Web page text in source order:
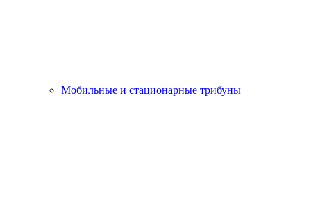
Мобильные и стационарные трибуны